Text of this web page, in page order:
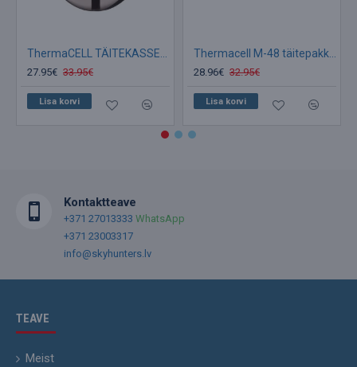
27.95€ 33.95€
Lisa korvi
28.96€ 32.95€
Lisa korvi
Kontaktteave
+371 27013333 WhatsApp
+371 23003317
info@skyhunters.lv
TEAVE
Meist